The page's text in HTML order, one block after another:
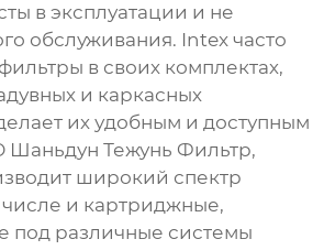
в эксплуатации и не
обслуживания. Intex часто
в своих комплектах,
и каркасных
их удобным и доступным
Шаньдун Тежунь Фильтр,
широкий спектр
числе и картриджные,
под различные системы